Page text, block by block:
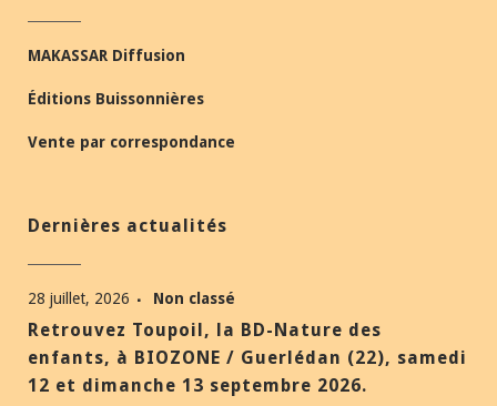
MAKASSAR Diffusion
Éditions Buissonnières
Vente par correspondance
Dernières actualités
28 juillet, 2026 Non classé
Retrouvez Toupoil, la BD-Nature des
enfants, à BIOZONE / Guerlédan (22), samedi
12 et dimanche 13 septembre 2026.